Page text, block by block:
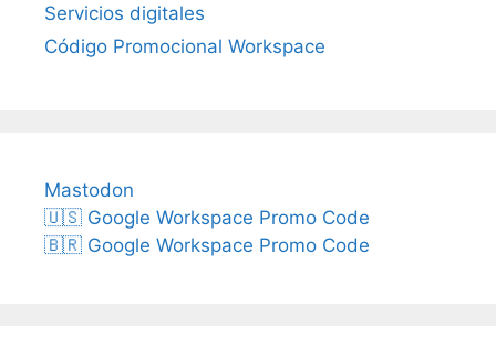
Servicios digitales
Código Promocional Workspace
Mastodon
🇺🇸 Google Workspace Promo Code
🇧🇷 Google Workspace Promo Code